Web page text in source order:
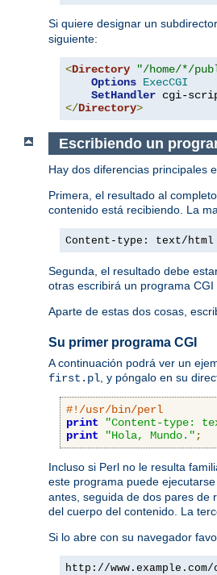
Si quiere designar un
siguiente:
<Directory "/home/*/
Options ExecCGI
SetHandler
</Directory>
Escribiendo un
Hay dos diferencias principales
Primera, el resultado al
contenido está recibiendo. La
Content-type: text/html
Segunda, el resultado debe
otras escribirá un programa
Aparte de estas dos cosas,
Su primer programa CGI
A continuación podrá ver un
first.pl , y póngalo en su
#!/usr/bin/perl
print
"Content-type:
print
"Hola, Mundo." ;
Incluso si Perl no le resulta
este programa puede
antes, seguida de dos pares de
del cuerpo del contenido. La
Si lo abre con su navegador
http://